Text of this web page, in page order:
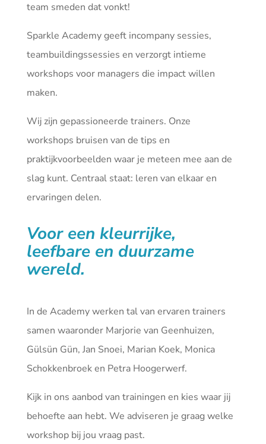
team smeden dat vonkt!
Sparkle Academy geeft incompany sessies,
teambuildingssessies en verzorgt intieme
workshops voor managers die impact willen
maken.
Wij zijn gepassioneerde trainers. Onze
workshops bruisen van de tips en
praktijkvoorbeelden waar je meteen mee aan de
slag kunt. Centraal staat: leren van elkaar en
ervaringen delen.
Voor een kleurrijke,
leefbare en duurzame
wereld.
In de Academy werken tal van ervaren trainers
samen waaronder Marjorie van Geenhuizen,
Gülsün Gün, Jan Snoei, Marian Koek, Monica
Schokkenbroek en Petra Hoogerwerf.
Kijk in ons aanbod van trainingen en kies waar jij
behoefte aan hebt. We adviseren je graag welke
workshop bij jou vraag past.